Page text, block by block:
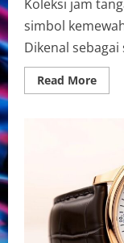
Koleksi jam
simbol
Dikenal sebagai
Read MoreRead
more